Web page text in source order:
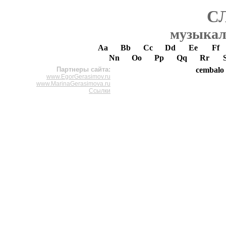
Aa Bb Cc Dd Ee
Ff
Nn
Oo Pp Qq Rr
Партнеры сайта:
www.EgorGerasimov.ru
www.MarinaGerasimova.ru
Ссылки
cembalo